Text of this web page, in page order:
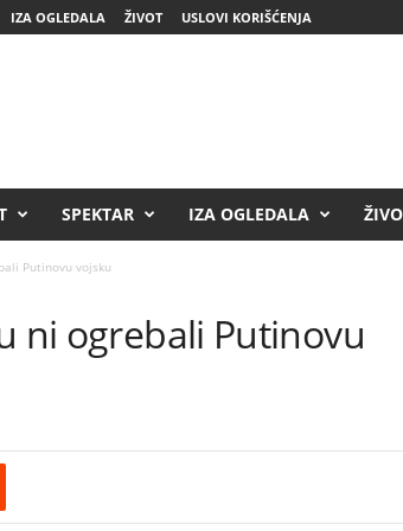
IZA OGLEDALA ŽIVOT USLOVI KORIŠĆENJA
SPEKTAR IZA OGLEDALA
Putinovu vojsku
ni ogrebali Putinovu